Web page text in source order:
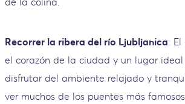
Recorrer la ribera del río Ljubljanica:
el corazón de la ciudad y un lugar
disfrutar del ambiente relajado y
ver muchos de los puentes más